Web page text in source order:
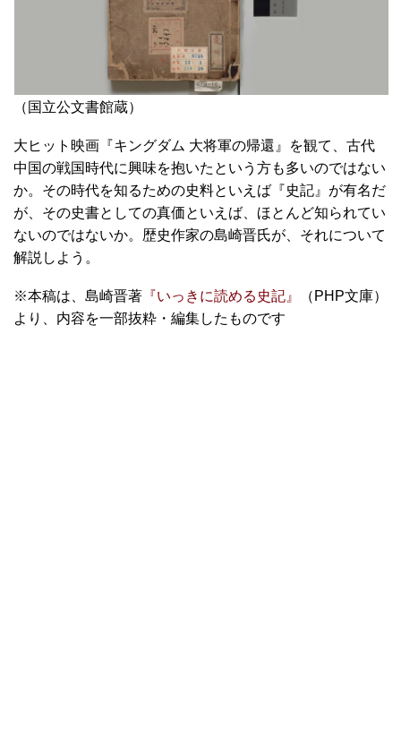
（国立公文書館蔵）
大ヒット映画『キングダム 大将軍の帰還』を観て、古代
中国の戦国時代に興味を抱いたという方も多いのではない
か。その時代を知るための史料といえば『史記』が有名だ
が、その史書としての真価といえば、ほとんど知られてい
ないのではないか。歴史作家の島崎晋氏が、それについて
解説しよう。
※本稿は、島崎晋著 『いっきに読める史記』
（PHP文庫）
より、内容を一部抜粋・編集したものです